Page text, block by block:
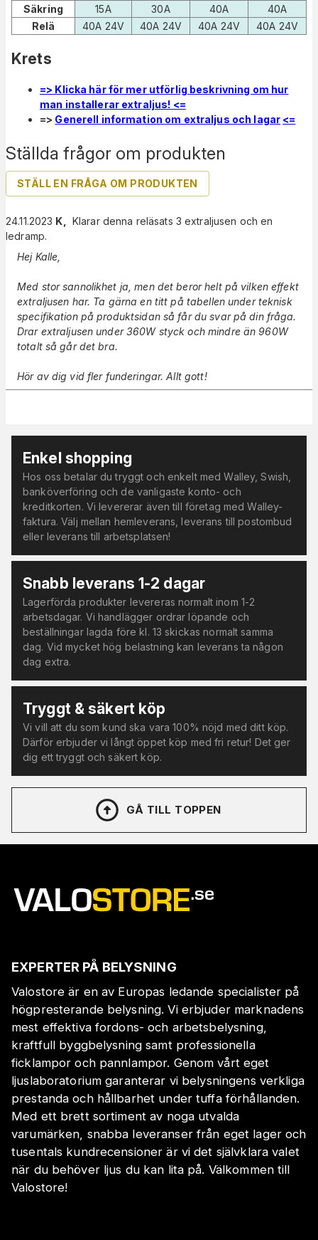
Ställda frågor om produkten
STÄLL EN FRÅGA OM PRODUKTEN
24.11.2023 K
Klarar denna reläsats 3 extraljusen och en
ledramp.
Hej Kalle,
Med stor sannolikhet ja, men det beror helt på vilken effekt
extraljusen har. Ta gärna en titt på tabellen under teknisk
specifikation på produktsidan så får du svar på din fråga.
Drar extraljusen under 360W styck och mindre än 960W
totalt så går det bra.
Hör av dig vid fler funderingar. Allt gott!
Säkring 15A 30A 40A
40A
Relä
40A 24V 40A 24V 40A 24V 40A 24V
Krets
=> Klicka här för mer utförlig beskrivning om hur
man installerar extraljus! <=
=> Generell information om extraljus och lagar <=
Enkel shopping
Hos oss betalar du tryggt och enkelt med Walley, Swish,
banköverföring och de vanligaste konto- och
kreditkorten. Vi levererar även till företag med Walley-
faktura. Välj mellan hemleverans, leverans till postombud
eller leverans till arbetsplatsen!
Snabb leverans 1-2 dagar
Lagerförda produkter levereras normalt inom 1-2
arbetsdagar. Vi handlägger ordrar löpande och
beställningar lagda före kl. 13 skickas normalt samma
dag. Vid mycket hög belastning kan leverans ta någon
dag extra.
Tryggt & säkert köp
Vi vill att du som kund ska vara 100% nöjd med ditt köp.
Därför erbjuder vi långt öppet köp med fri retur! Det ger
dig ett tryggt och säkert köp.
GÅ TILL TOPPEN
EXPERTER PÅ BELYSNING
Valostore är en av Europas ledande specialister på
högpresterande belysning. Vi erbjuder marknadens
mest effektiva fordons- och arbetsbelysning,
kraftfull byggbelysning samt professionella
ficklampor och pannlampor. Genom vårt eget
ljuslaboratorium garanterar vi belysningens verkliga
prestanda och hållbarhet under tuffa förhållanden.
Med ett brett sortiment av noga utvalda
varumärken, snabba leveranser från eget lager och
tusentals kundrecensioner är vi det självklara valet
när du behöver ljus du kan lita på. Välkommen till
Valostore!